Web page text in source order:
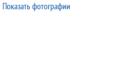
Показать фотографии